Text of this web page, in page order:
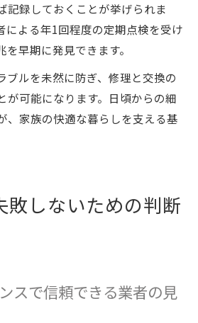
記録しておくことが挙げられま
による年1回程度の定期点検を受け
早期に発見できます。
ブルを未然に防ぎ、修理と交換の
が可能になります。日頃からの細
、家族の快適な暮らしを支える基
敗しないための判断
スで信頼できる業者の見